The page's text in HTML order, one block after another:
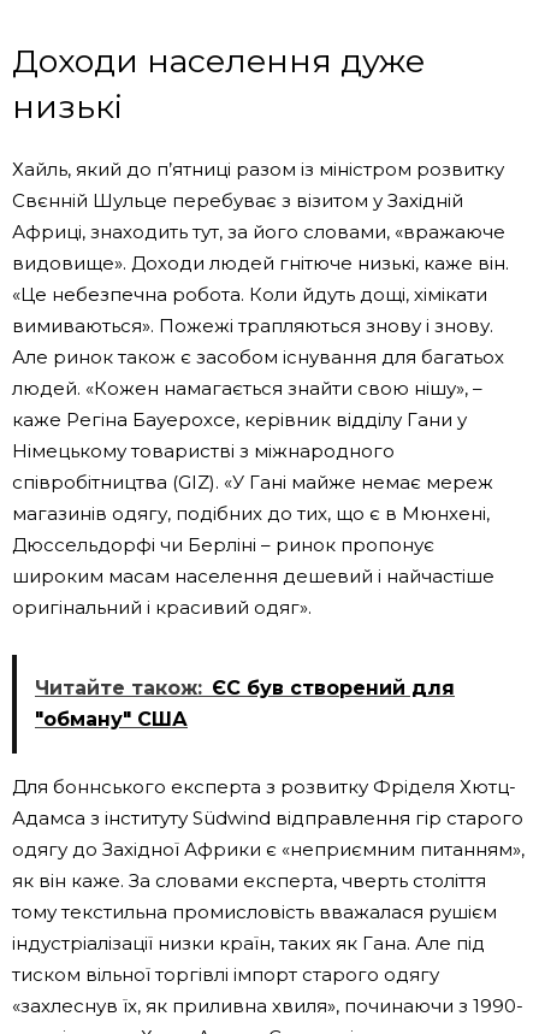
Доходи населення дуже
низькі
Хайль, який до п’ятниці разом із міністром розвитку
Свєнній Шульце перебуває з візитом у Західній
Африці, знаходить тут, за його словами, «вражаюче
видовище». Доходи людей гнітюче низькі, каже він.
«Це небезпечна робота. Коли йдуть дощі, хімікати
вимиваються». Пожежі трапляються знову і знову.
Але ринок також є засобом існування для багатьох
людей. «Кожен намагається знайти свою нішу», –
каже Регіна Бауерохсе, керівник відділу Гани у
Німецькому товаристві з міжнародного
співробітництва (GIZ). «У Гані майже немає мереж
магазинів одягу, подібних до тих, що є в Мюнхені,
Дюссельдорфі чи Берліні – ринок пропонує
широким масам населення дешевий і найчастіше
оригінальний і красивий одяг».
Читайте також: ЄС був створений для
"обману" США
Для боннського експерта з розвитку Фріделя Хютц-
Адамса з інституту Südwind відправлення гір старого
одягу до Західної Африки є «неприємним питанням»,
як він каже. За словами експерта, чверть століття
тому текстильна промисловість вважалася рушієм
індустріалізації низки країн, таких як Гана. Але під
тиском вільної торгівлі імпорт старого одягу
«захлеснув їх, як приливна хвиля», починаючи з 1990-